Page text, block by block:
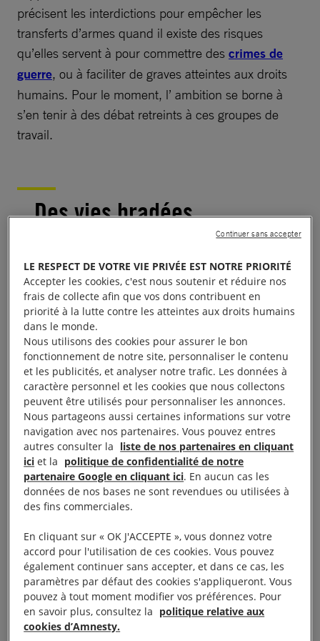
précisent les interdictions pour empêcher les
transferts d’armes quand il existe des risques
qu’elles servent à pour commettre des crimes de
guerre, ou à faciliter de graves atteintes aux droits
humains. Pour le moment, l’ ambition se borne à
s’en tenir à des débat retreints à ces groupes de
travail.
Des vies bradées
les circonstances. Pas un jour ne passe sans que la
société civile ou d’autres acteurs internationaux
appellent les Etats à traiter de la réalité que sont les
morts, les blessés, les traumatisés, les disparus…
Au cours des 5 dernières années, les transferts
d’armes classiques ont atteint leur plus haut niveau
en volume depuis la fin de la guerre froide. Alors
que « notre époque est marquée par des guerres
sanglantes qui font rage dans de nombreux pays du
monde : je pense par exemple à la Syrie, au Yémen,
à l’Irak, au Soudan du Sud et à la Somalie. Tandis
que la violence urbaine explose en Amérique latine,
de nouveaux conflits ont éclaté ces dernières
années dans d’autres pays, comme l’Ukraine»,
comme l’a souligné Peter Maurer, président du
CICR.
Ray Acheson, directrice de la Women’s International
League for Peace&Freedom (WILPF), l’a vivement
LE RESPECT DE VOTRE VIE PRIVÉE EST NOTRE PRIORITÉ
Accepter les cookies, c'est nous soutenir et réduire nos
frais de collecte afin que vos dons contribuent en
priorité à la lutte contre les atteintes aux droits humains
dans le monde.
Nous utilisons des cookies pour assurer le bon
fonctionnement de notre site, personnaliser le contenu
et les publicités, et analyser notre trafic. Les données à
caractère personnel et les cookies que nous collectons
peuvent être utilisés pour personnaliser les annonces.
Nous partageons aussi certaines informations sur votre
navigation avec nos partenaires. Vous pouvez entres
autres consulter la liste de nos partenaires en cliquant
ici et la politique de confidentialité de notre
partenaire Google en cliquant ici. En aucun cas les
données de nos bases ne sont revendues ou utilisées à
des fins commerciales.
En cliquant sur « OK J'ACCEPTE », vous donnez votre
accord pour l'utilisation de ces cookies. Vous pouvez
également continuer sans accepter, et dans ce cas, les
paramètres par défaut des cookies s'appliqueront. Vous
pouvez à tout moment modifier vos préférences. Pour
en savoir plus, consultez la politique relative aux
cookies d’Amnesty.
Continuer sans accepter